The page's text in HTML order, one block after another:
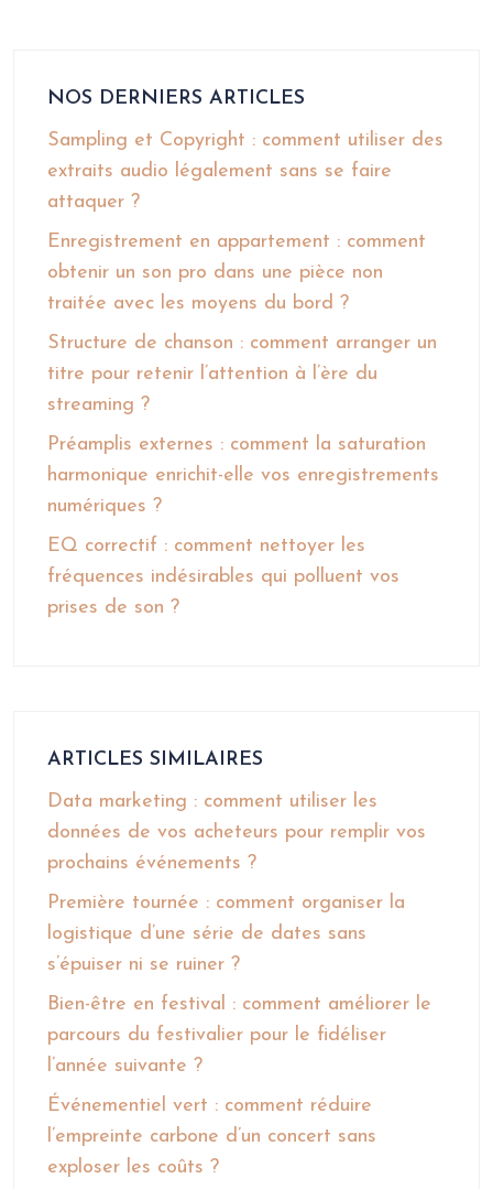
NOS DERNIERS ARTICLES
Sampling et Copyright : comment utiliser des
extraits audio légalement sans se faire
attaquer ?
Enregistrement en appartement : comment
obtenir un son pro dans une pièce non
traitée avec les moyens du bord ?
Structure de chanson : comment arranger un
titre pour retenir l’attention à l’ère du
streaming ?
Préamplis externes : comment la saturation
harmonique enrichit-elle vos enregistrements
numériques ?
EQ correctif : comment nettoyer les
fréquences indésirables qui polluent vos
prises de son ?
ARTICLES SIMILAIRES
Data marketing : comment utiliser les
données de vos acheteurs pour remplir vos
prochains événements ?
Première tournée : comment organiser la
logistique d’une série de dates sans
s’épuiser ni se ruiner ?
Bien-être en festival : comment améliorer le
parcours du festivalier pour le fidéliser
l’année suivante ?
Événementiel vert : comment réduire
l’empreinte carbone d’un concert sans
exploser les coûts ?